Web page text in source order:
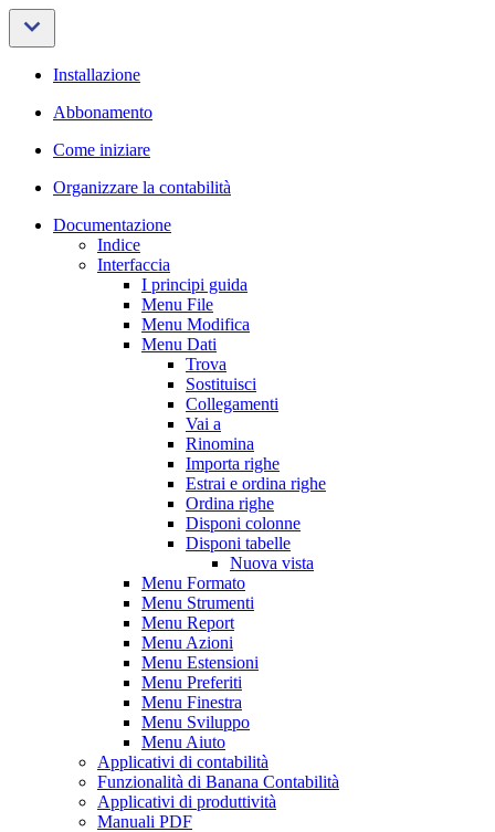
Installazione
Abbonamento
Come iniziare
Organizzare la contabilità
Documentazione
Indice
Interfaccia
I principi guida
Menu File
Menu Modifica
Menu Dati
Trova
Sostituisci
Collegamenti
Vai a
Rinomina
Importa righe
Estrai e ordina righe
Ordina righe
Disponi colonne
Disponi tabelle
Nuova vista
Menu Formato
Menu Strumenti
Menu Report
Menu Azioni
Menu Estensioni
Menu Preferiti
Menu Finestra
Menu Sviluppo
Menu Aiuto
Applicativi di contabilità
Funzionalità di Banana Contabilità
Applicativi di produttività
Manuali PDF